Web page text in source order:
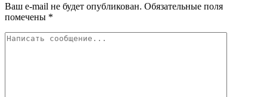
Ваш e-mail не будет опубликован. Обязательные поля
помечены *